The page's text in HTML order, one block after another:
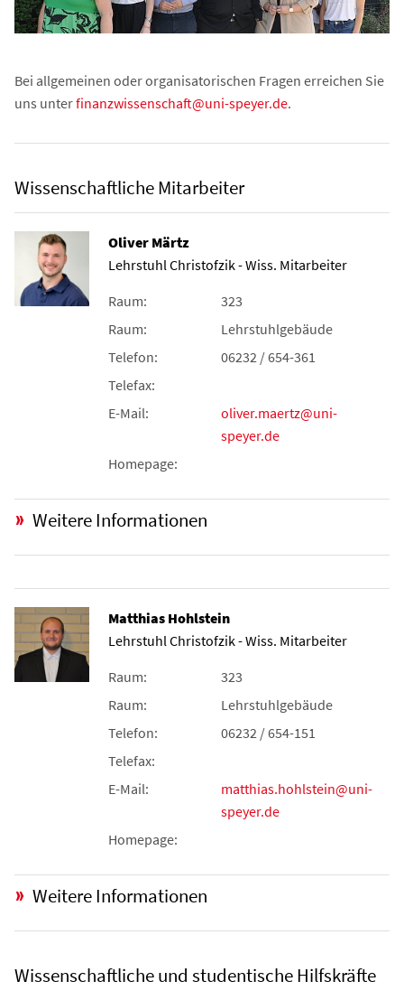
Bei allgemeinen oder organisatorischen Fragen erreichen Sie
uns unterfinanzwissenschaft@uni-speyer.de.
Wissenschaftliche Mitarbeiter
Oliver Märtz
Lehrstuhl Christofzik - Wiss. Mitarbeiter
Raum:
323
Raum:
Lehrstuhlgebäude
Telefon:
06232 / 654-361
Telefax:
E-Mail:
oliver.maertz@uni-
speyer.de
Homepage:
Weitere Informationen
Matthias Hohlstein
Lehrstuhl Christofzik - Wiss. Mitarbeiter
Raum:
323
Raum:
Lehrstuhlgebäude
Telefon:
06232 / 654-151
Telefax:
E-Mail:
matthias.hohlstein@uni-
speyer.de
Homepage:
Weitere Informationen
Wissenschaftliche und studentische Hilfskräfte